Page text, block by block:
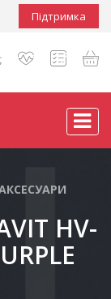
Підтримка
HV-